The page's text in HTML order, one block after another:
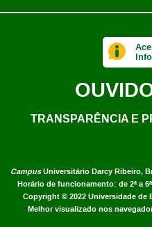
CampusUniversitário Darcy Ribeiro,
Horário de funcionamento: de 2ª a
Copyright © 2022 Universidade de
Melhor visualizado nos
TRANSPARÊNCIA E